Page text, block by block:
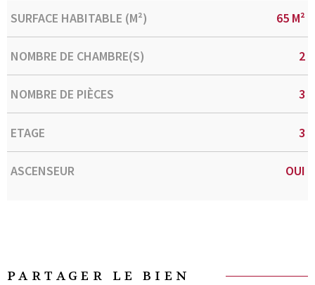
SURFACE HABITABLE (M²) 65 M²
NOMBRE DE CHAMBRE(S) 2
NOMBRE DE PIÈCES 3
ETAGE 3
ASCENSEUR OUI
PARTAGER LE BIEN